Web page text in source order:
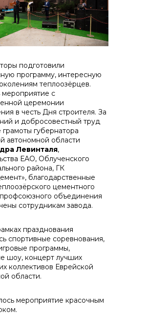
подготовили
программу, интересную
теплоозёрцев.
мероприятие с
церемонии
в честь Дня строителя. За
и добросовестный труд
губернатора
автономной области
Левинталя,
ЕАО, Облученского
района, ГК
благодарственные
цементного
объединения
сотрудникам завода.
празднования
спортивные соревнования,
программы,
шоу, концерт лучших
коллективов Еврейской
области.
мероприятие красочным